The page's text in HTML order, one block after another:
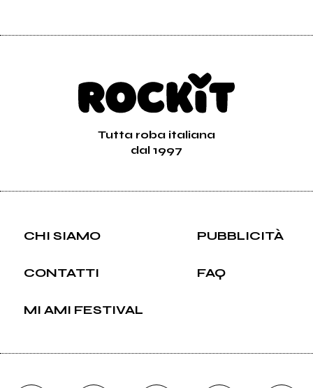
Tutta roba italiana
dal 1997
CHI SIAMO PUBBLICITÀ
CONTATTI FAQ
MI AMI FESTIVAL